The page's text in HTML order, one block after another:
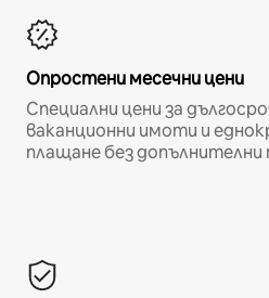
Опростени месечни цени
Специални цени за
ваканционни имоти и
плащане без допълнителни